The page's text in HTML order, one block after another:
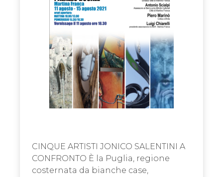
CINQUE ARTISTI JONICO SALENTINI A
CONFRONTO È la Puglia, regione
costernata da bianche case,